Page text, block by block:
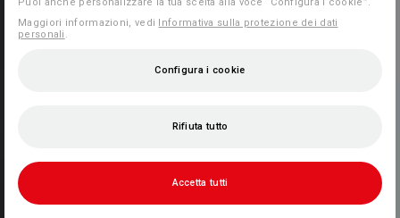
Maggiori informazioni, vedi Informativa sulla protezione dei dati
personali .
Configura i cookie
Rifiuta tutto
Accetta tutti